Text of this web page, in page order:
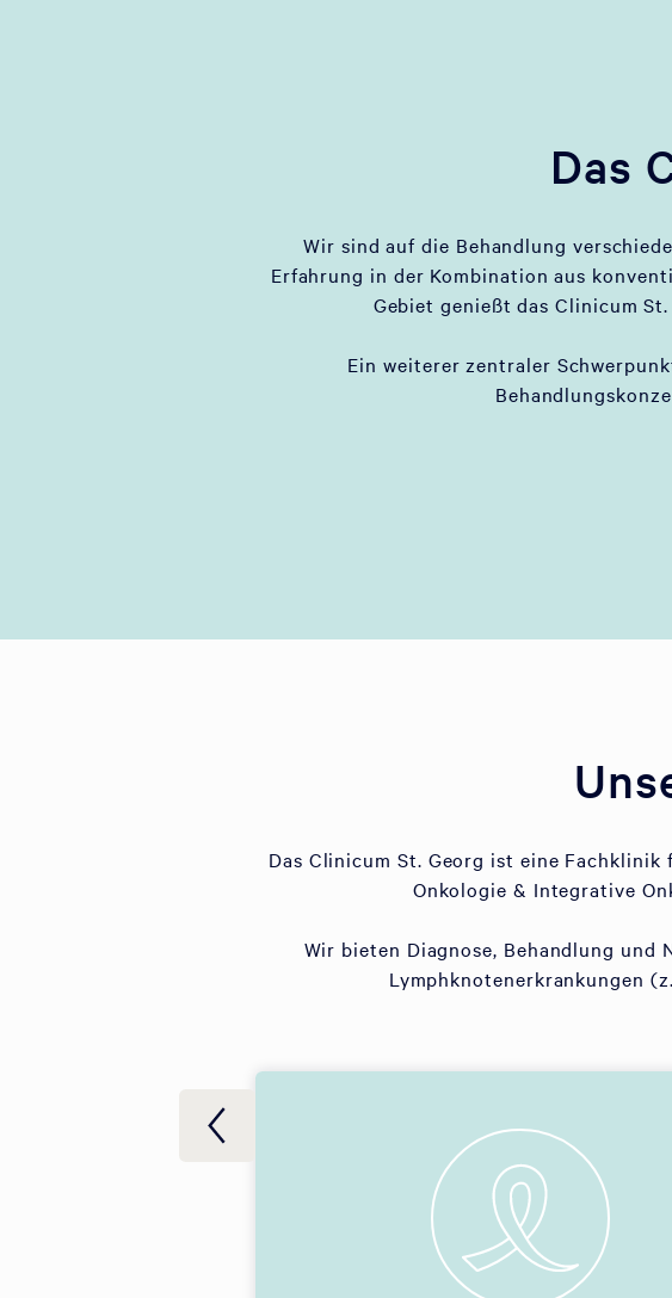
Das
Wir sind auf die Behandlung
Erfahrung in der Kombination aus
Gebiet genießt das Clinicum
Ein weiterer zentraler
Das Clinicum St. Georg ist eine
Onkologie & Integrative
Wir bieten Diagnose, Behandlung und
Lymphknotenerkrankungen